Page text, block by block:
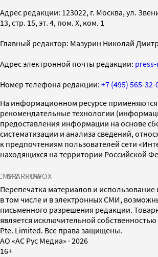
Адрес редакции: 123022, г. Москва, ул.
13, стр. 15, эт. 4, пом. X, ком. 1
Главный редактор: Мазурин Николай
Адрес электронной почты редакции:
Номер телефона редакции: +7 (495) 565-32-
На информационном ресурсе применяются
рекомендательные технологии
предоставления информации на основе
систематизации и анализа сведений,
к предпочтениям пользователей сети
находящихся на территории Российской
SPARROWINFOX
Перепечатка материалов и
в том числе и в электронных СМИ,
письменного разрешения редакции.
является исключительной
Pte. Limited. Все права защищены.
AO «АС Рус Медиа» · 2026
16+